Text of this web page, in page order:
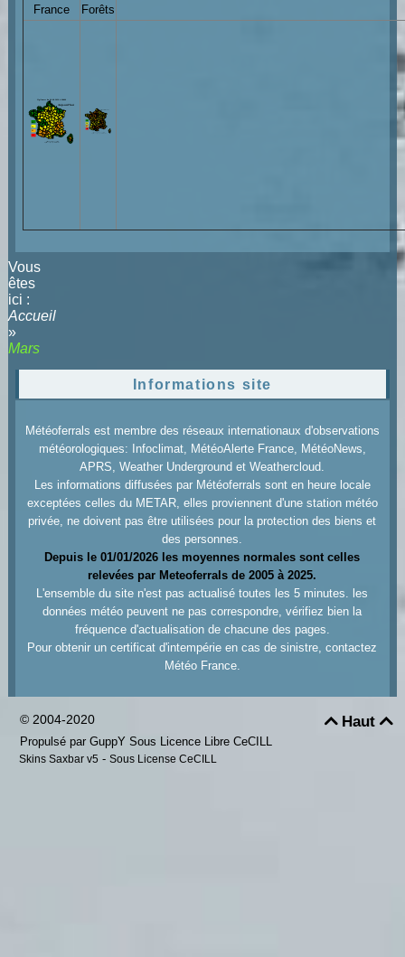
France
Forêts
Vous
êtes
ici :
Accueil
»
Mars
Informations site
Météoferrals est membre des réseaux internationaux d'observations
météorologiques: Infoclimat, MétéoAlerte France, MétéoNews,
APRS, Weather Underground et Weathercloud.
Les informations diffusées par Météoferrals sont en heure locale
exceptées celles du METAR, elles proviennent d'une station météo
privée, ne doivent pas être utilisées pour la protection des biens et
des personnes.
Depuis le 01/01/2026 les moyennes normales sont celles
relevées par Meteoferrals de 2005 à 2025.
L'ensemble du site n'est pas actualisé toutes les 5 minutes. les
données météo peuvent ne pas correspondre, vérifiez bien la
fréquence d'actualisation de chacune des pages.
Pour obtenir un certificat d'intempérie en cas de sinistre, contactez
Météo France.
Haut
© 2004-2020
Propulsé par GuppY Sous Licence Libre CeCILL
Skins Saxbar v5 - Sous License CeCILL